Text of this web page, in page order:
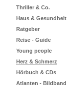
Thriller & Co.
Haus & Gesundheit
Ratgeber
Reise - Guide
Young people
Herz & Schmerz
Hörbuch & CDs
Atlanten - Bildband